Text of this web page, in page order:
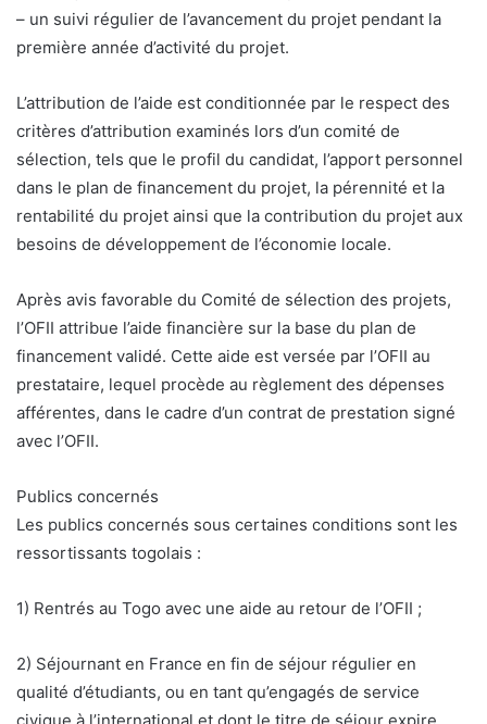
– un suivi régulier de l’avancement du projet pendant la
première année d’activité du projet.
L’attribution de l’aide est conditionnée par le respect des
critères d’attribution examinés lors d’un comité de
sélection, tels que le profil du candidat, l’apport personnel
dans le plan de financement du projet, la pérennité et la
rentabilité du projet ainsi que la contribution du projet aux
besoins de développement de l’économie locale.
Après avis favorable du Comité de sélection des projets,
l’OFII attribue l’aide financière sur la base du plan de
financement validé. Cette aide est versée par l’OFII au
prestataire, lequel procède au règlement des dépenses
afférentes, dans le cadre d’un contrat de prestation signé
avec l’OFII.
Publics concernés
Les publics concernés sous certaines conditions sont les
ressortissants togolais :
1) Rentrés au Togo avec une aide au retour de l’OFII ;
2) Séjournant en France en fin de séjour régulier en
qualité d’étudiants, ou en tant qu’engagés de service